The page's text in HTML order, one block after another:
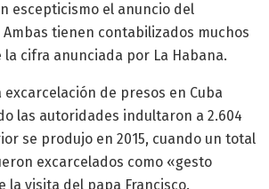
escepticismo el anuncio del
tienen contabilizados muchos
cifra anunciada por La Habana.
excarcelación de presos en Cuba
las autoridades indultaron a 2.604
se produjo en 2015, cuando un total
excarcelados como «gesto
la visita del papa Francisco.